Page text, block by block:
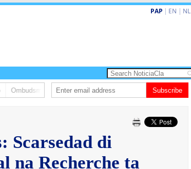
PAP | EN | NL
Ombudsman ta bishita barionan pa atende kehonan di ciudadano
Subscribe
Scarsedad di
na Recherche ta